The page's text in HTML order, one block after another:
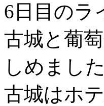
6日目のラ
古城と葡
しめました
古城はホ